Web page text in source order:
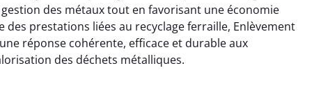
des métaux tout en favorisant une économie
des prestations liées au recyclage ferraille, Enlèvement
réponse cohérente, efficace et durable aux
des déchets métalliques.